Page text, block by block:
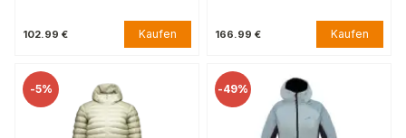
102.99 € Kaufen 166.99 € Kaufen
-5% -49%